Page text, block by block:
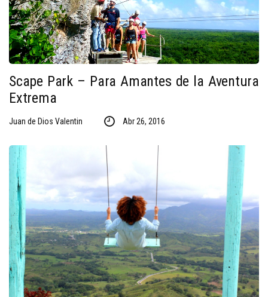
Scape Park – Para Amantes de la Aventura
Extrema
Juan de Dios Valentin Abr 26, 2016